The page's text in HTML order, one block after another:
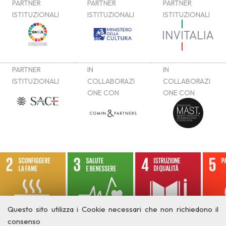
Questo sito utilizza i Cookie necessari che non richiedono il
consenso